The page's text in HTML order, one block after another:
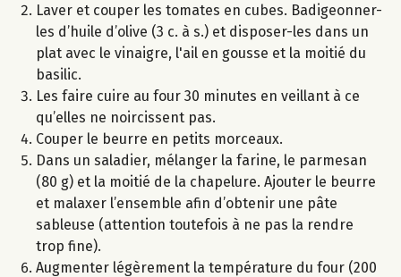
Laver et couper les tomates en cubes. Badigeonner-
les d’huile d’olive (3 c. à s.) et disposer-les dans un
plat avec le vinaigre, l'ail en gousse et la moitié du
basilic.
Les faire cuire au four 30 minutes en veillant à ce
qu’elles ne noircissent pas.
Couper le beurre en petits morceaux.
Dans un saladier, mélanger la farine, le parmesan
(80 g) et la moitié de la chapelure. Ajouter le beurre
et malaxer l’ensemble afin d’obtenir une pâte
sableuse (attention toutefois à ne pas la rendre
trop fine).
Augmenter légèrement la température du four (200